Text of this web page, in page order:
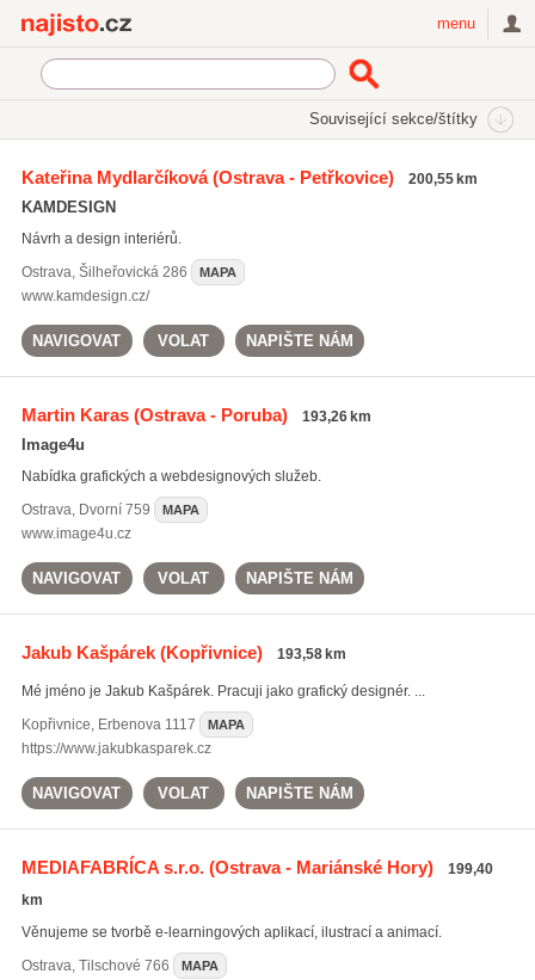
menu
Související sekce/štítky
grafické návrhy(2572)
html prezentace(1804)
Kateřina Mydlarčíková(Ostrava - Petřkovice) 200,55 km
KAMDESIGN
Návrh a design interiérů.
Ostrava, Šilheřovická 286 MAPA
www.kamdesign.cz/
NAVIGOVAT VOLAT NAPIŠTE NÁM
Martin Karas(Ostrava - Poruba) 193,26 km
Image4u
Nabídka grafických a webdesignových služeb.
Ostrava, Dvorní 759 MAPA
www.image4u.cz
NAVIGOVAT VOLAT NAPIŠTE NÁM
Jakub Kašpárek(Kopřivnice) 193,58 km
Mé jméno je Jakub Kašpárek. Pracuji jako grafický designér. ...
Kopřivnice, Erbenova 1117 MAPA
https://www.jakubkasparek.cz
NAVIGOVAT VOLAT NAPIŠTE NÁM
MEDIAFABRÍCA s.r.o.(Ostrava - Mariánské Hory)
199,40
km
Věnujeme se tvorbě e-learningových aplikací, ilustrací a animací.
Ostrava, Tilschové 766 MAPA